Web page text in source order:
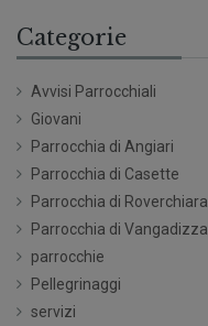
Categorie
Avvisi Parrocchiali
Giovani
Parrocchia di Angiari
Parrocchia di Casette
Parrocchia di Roverchiara
Parrocchia di Vangadizza
parrocchie
Pellegrinaggi
servizi